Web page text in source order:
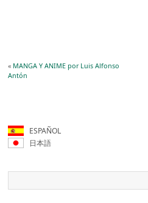
« MANGA Y ANIME por Luis Alfonso
Antón
ESPAÑOL
日本語